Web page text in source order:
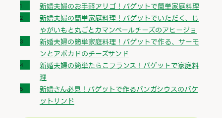
新婚夫婦のお手軽アリゴ！バゲットで簡単家庭料理
新婚夫婦の簡単家庭料理！バゲットでいただく、じ
ゃがいもと丸ごとカマンベールチーズのアヒージョ
新婚夫婦の簡単家庭料理！バゲットで作る、サーモ
ンとアボカドのチーズサンド
新婚夫婦の簡単たらこフランス！バゲットで家庭料
理
新婚さん必見！バゲットで作るパンガシウスのバケ
ットサンド